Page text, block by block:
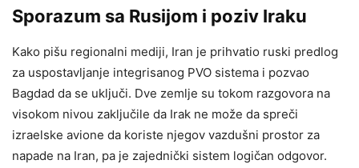
Sporazum sa Rusijom i poziv Iraku
Kako pišu regionalni mediji, Iran je prihvatio ruski predlog
za uspostavljanje integrisanog PVO sistema i pozvao
Bagdad da se uključi. Dve zemlje su tokom razgovora na
visokom nivou zaključile da Irak ne može da spreči
izraelske avione da koriste njegov vazdušni prostor za
napade na Iran, pa je zajednički sistem logičan odgovor.